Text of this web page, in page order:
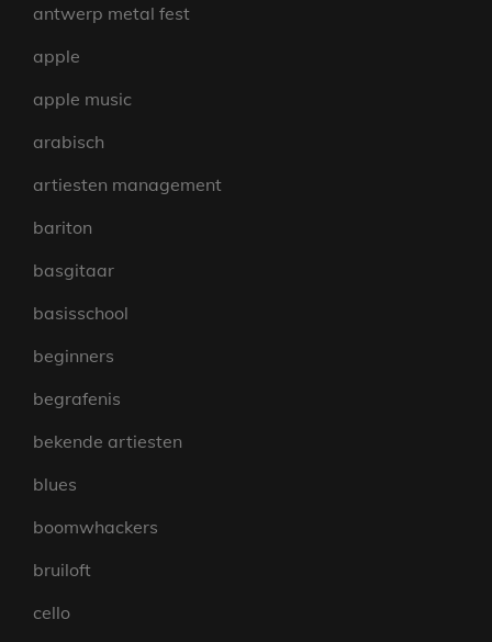
antwerp metal fest
apple
apple music
arabisch
artiesten management
bariton
basgitaar
basisschool
beginners
begrafenis
bekende artiesten
blues
boomwhackers
bruiloft
cello